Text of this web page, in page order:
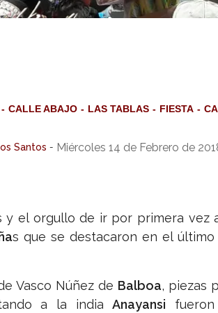
CALLE ABAJO LAS TABLAS FIESTA
Santos - Miércoles 14 de Febrero de
y el orgullo de ir por primera vez
s que se destacaron en el
Vasco Núñez de Balboa, piezas
a la indiaAnayansi